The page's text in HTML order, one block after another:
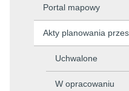
Portal mapowy
Akty planowania
Uchwalone
W opracowaniu